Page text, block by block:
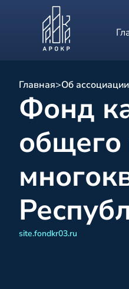
Главная>Об ассоциации
Фонд
site.fondkr03.ru